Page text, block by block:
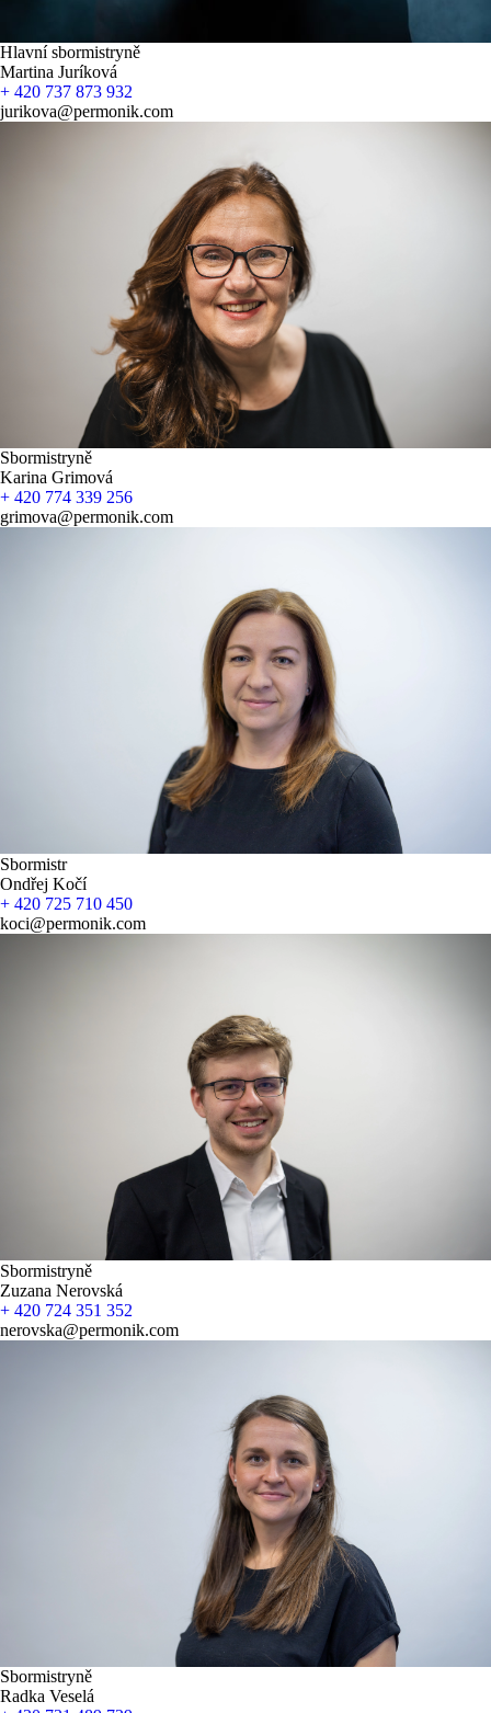
Hlavní sbormistryně
Martina Juríková
+ 420 737 873 932
jurikova@permonik.com
Sbormistryně
Karina Grimová
+ 420 774 339 256
grimova@permonik.com
Sbormistr
Ondřej Kočí
+ 420 725 710 450
koci@permonik.com
Sbormistryně
Zuzana Nerovská
+ 420 724 351 352
nerovska@permonik.com
Sbormistryně
Radka Veselá